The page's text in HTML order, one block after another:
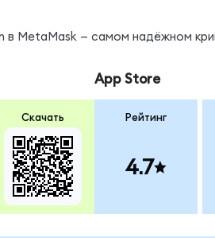
в MetaMask — самом надёжном
Скачать
App Store
Рейтинг
4.7